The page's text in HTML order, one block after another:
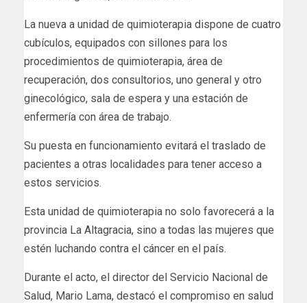
La nueva a unidad de quimioterapia dispone de cuatro
cubículos, equipados con sillones para los
procedimientos de quimioterapia, área de
recuperación, dos consultorios, uno general y otro
ginecológico, sala de espera y una estación de
enfermería con área de trabajo.
Su puesta en funcionamiento evitará el traslado de
pacientes a otras localidades para tener acceso a
estos servicios.
Esta unidad de quimioterapia no solo favorecerá a la
provincia La Altagracia, sino a todas las mujeres que
estén luchando contra el cáncer en el país.
Durante el acto, el director del Servicio Nacional de
Salud, Mario Lama, destacó el compromiso en salud